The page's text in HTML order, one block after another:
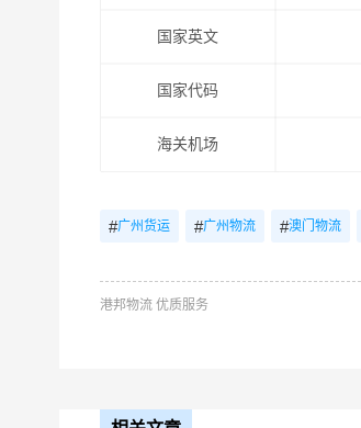
国家英文
国家代码
海关机场
#广州货运 #广州物流 #澳门物流
港邦物流 优质服务